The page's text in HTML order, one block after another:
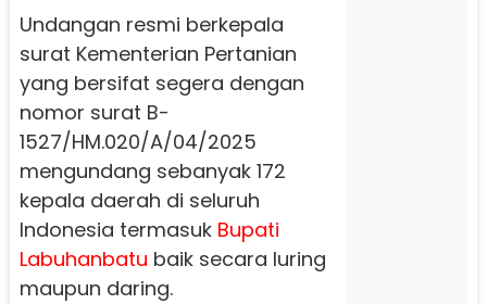
Undangan resmi berkepala
surat Kementerian Pertanian
yang bersifat segera dengan
nomor surat B-
1527/HM.020/A/04/2025
mengundang sebanyak 172
kepala daerah di seluruh
Indonesia termasuk Bupati
Labuhanbatu baik secara luring
maupun daring.